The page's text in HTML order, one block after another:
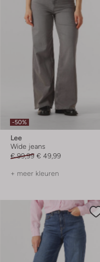
-50%
Lee
Wide jeans
€ 99,99 € 49,99
+ meer kleuren